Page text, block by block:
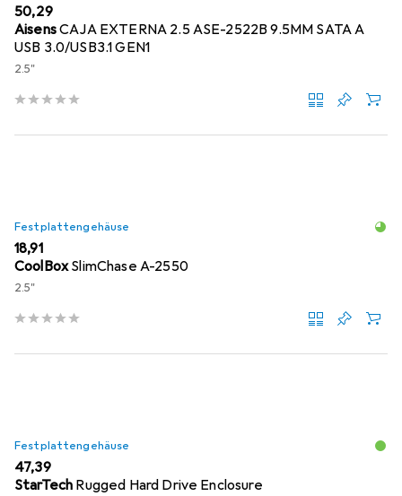
EUR
50,29
AisensCAJA EXTERNA 2.5 ASE-2522B 9.5MM SATA A
USB 3.0/USB3.1 GEN1
2.5"
Festplattengehäuse
EUR
18,91
CoolBoxSlimChase A-2550
2.5"
Festplattengehäuse
EUR
47,39
StarTech Rugged Hard Drive Enclosure